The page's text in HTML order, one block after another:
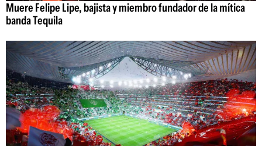
Muere Felipe Lipe, bajista y miembro fundador de la mítica
banda Tequila